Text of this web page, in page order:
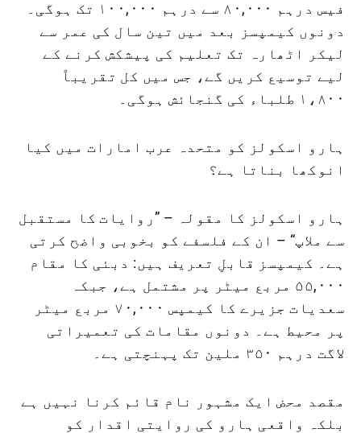
فیس درہم ۸۰,۰۰۰ سے درہم ۱۰۰,۰۰۰ تک ہوگی۔
دونوں کیمپسز بعد میں تین سال کی عمر سے
لیکر اٹھارہ تک تعلیم کی پیشکش کرنے کے
لیے توسیع کریں گے، جس میں کل تقریباً
۱،۸۰۰ طلباء کی گنجائش ہوگی۔
ہارو اسکولز کو متحدہ عرب امارات میں کیا
انوکھا بناتا ہے؟
ہارو اسکولز کا مقولہ – ”روایات کا مستقبل
سے ملاپ“ – ان کے فلسفے کو بخوبی واضح کرتی
ہے۔ کیمپسز قابلِ تعریف ہیں: دبئی کا مقام
۵۵,۰۰۰ مربع میٹر پر مشتمل ہے، جبکہ
سعدیات جزیرے کا کیمپس ۷۰,۰۰۰ مربع میٹر
پر محیط ہے۔ دونوں مقامات کی تعمیراتی
لاگت درہم ۳۵۰ ملین تک پہنچتی ہے۔
مقصد محض ایک مشہور نام قائم کرنا نہیں ہے
بلکہ واقعی ہارو کی روایتی اقدار کو